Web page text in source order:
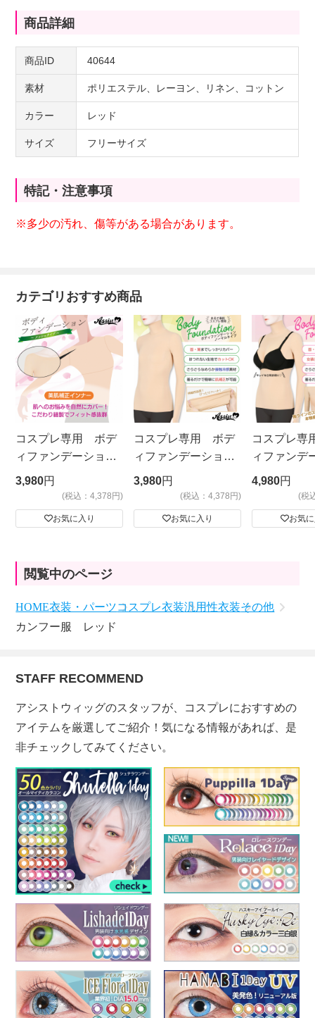
商品詳細
商品ID 40644
素材 ポリエステル、レーヨン、リネン、コットン
カラー レッド
サイズ フリーサイズ
特記・注意事項
※多少の汚れ、傷等がある場合があります。
カテゴリおすすめ商品
コスプレ専用 ボデ
ィファンデーショ
ン メッシュタイプ
3,980円
(税込：4,378円)
お気に入り
コスプレ専用 ボデ
ィファンデーショ
ン ノーマルタイ
プ ベージュ
3,980円
(税込：4,378円)
お気に入り
コスプレ
ィファンデ
ン 胸あり
4,980円
(税
お気
閲覧中のページ
HOME衣装・パーツコスプレ衣装汎用性衣装その他
カンフー服 レッド
STAFF RECOMMEND
アシストウィッグのスタッフが、コスプレにおすすめの
アイテムを厳選してご紹介！気になる情報があれば、是
非チェックしてみてください。